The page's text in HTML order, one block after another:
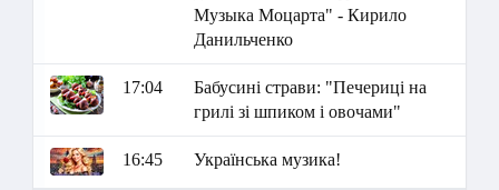
Музыка Моцарта" - Кирило
Данильченко
17:04
Бабусині страви: "Печериці на
грилі зі шпиком і овочами"
16:45 Українська музика!